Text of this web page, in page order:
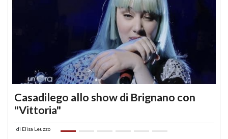
Casadilego allo show di Brignano con
"Vittoria"
di Elisa Leuzzo